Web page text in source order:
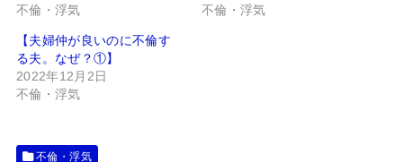
不倫・浮気 不倫・浮気
【夫婦仲が良いのに不倫す
る夫。なぜ？①】
2022年12月2日
不倫・浮気
不倫・浮気